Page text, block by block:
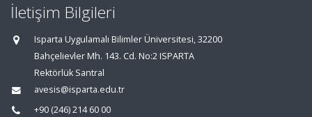
İletişim Bilgileri
Isparta Uygulamalı Bilimler Üniversitesi, 32200
Bahçelievler Mh. 143. Cd. No:2 ISPARTA
Rektörlük Santral
avesis@isparta.edu.tr
+90 (246) 214 60 00